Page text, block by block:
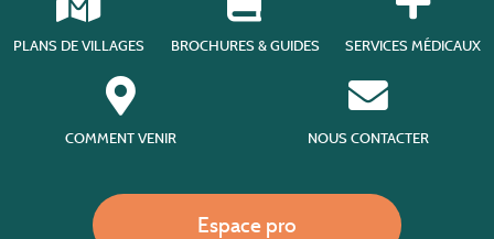
PLANS DE VILLAGES BROCHURES & GUIDES SERVICES MÉDICAUX
COMMENT VENIR NOUS CONTACTER
Espace pro